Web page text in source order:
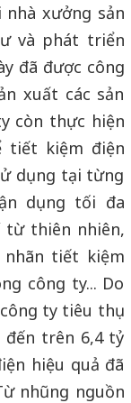
xưởng sản
và phát triển
đã được công
xuất các sản
còn thực hiện
tiết kiệm điện
dụng tại từng
dụng tối đa
từ thiên nhiên,
nhãn tiết kiệm
công ty... Do
ty tiêu thụ
trên 6,4 tỷ
hiệu quả đã
nhũng nguồn